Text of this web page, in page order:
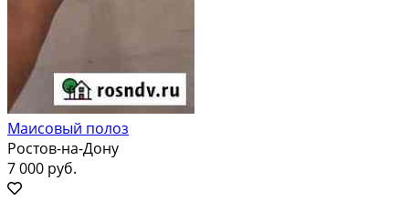
Маисовый полоз
Ростов-на-Дону
7 000 руб.